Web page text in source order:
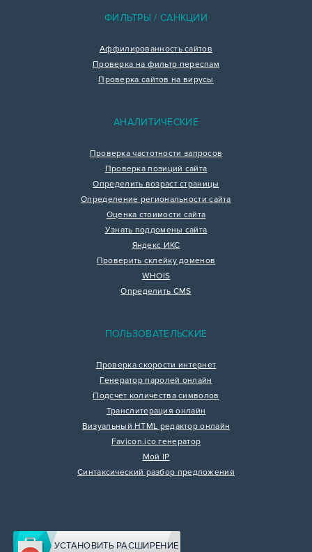
ФИЛЬТРЫ / САНКЦИИ
Аффилированность сайтов
Проверка на фильтр переспам
Проверка сайтов на вирусы
АНАЛИТИЧЕСКИЕ
Проверка частотности запросов
Проверка позиций сайта
Определить возраст страницы
Определение региональности сайта
Оценка стоимости сайта
Узнать поддомены сайта
Яндекс ИКС
Проверить склейку доменов
WHOIS
Определить CMS
ПОЛЬЗОВАТЕЛЬСКИЕ
Проверка скорости интернет
Генератор паролей онлайн
Подсчет количества символов
Транслитерация онлайн
Визуальный HTML редактор онлайн
Favicon.ico генератор
Мой IP
Синтаксический разбор предложения
УСТАНОВИТЬ РАСШИРЕНИЕ